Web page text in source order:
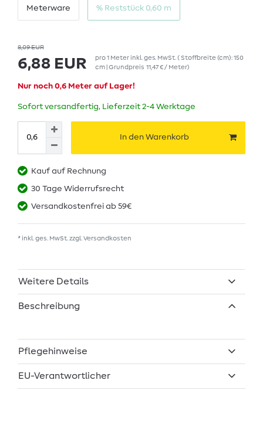
Meterware % Reststück 0,60 m
8,09 EUR
6,88 EUR pro1 Meterinkl. ges. MwSt. ( Stoffbreite (cm): 150
cm | Grundpreis 11,47 € / Meter)
Nur noch 0,6 Meter auf Lager!
Sofort versandfertig, Lieferzeit 2-4 Werktage
In den Warenkorb
Kauf auf Rechnung
30 Tage Widerrufsrecht
Versandkostenfrei ab 59€
* inkl. ges. MwSt. zzgl. Versandkosten
Weitere Details
Beschreibung
Pflegehinweise
EU-Verantwortlicher